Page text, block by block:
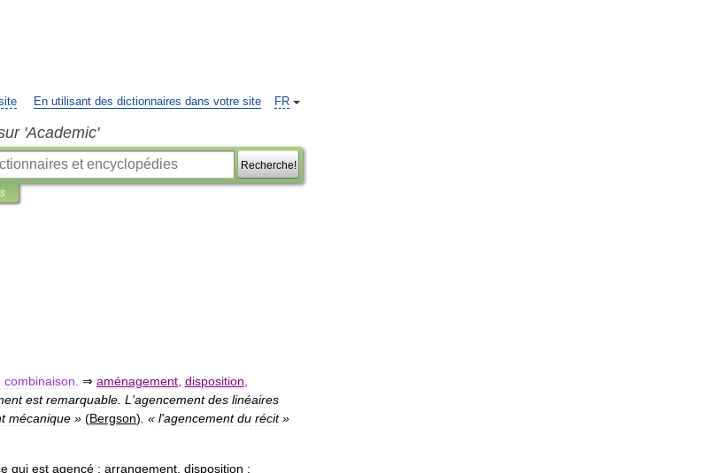
FR
En utilisant des dictionnaires dans votre site
'Academic'
Recherche!
combinaison ⇒ aménagement disposition
est remarquable L 'agencement des linéaires
mécanique » (Bergson) . « l'agencement du récit»
qui est agencé ; arrangement disposition :